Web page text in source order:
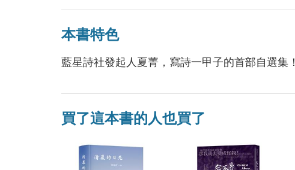
本書特色
藍星詩社發起人夏菁，寫詩一甲子的首部自選集！
買了這本書的人也買了